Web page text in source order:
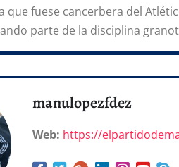
que fuese cancerbera del
parte de la disciplina
manulopezfdez
Web: https://